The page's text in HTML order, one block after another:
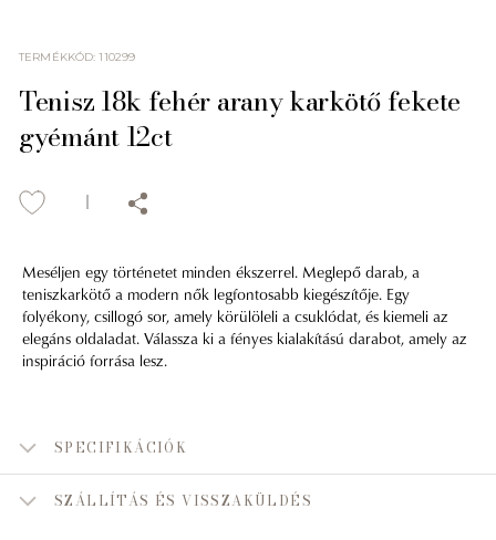
TERMÉKKÓD:110299
Tenisz 18k fehér arany karkötő fekete
gyémánt 12ct
Meséljen egy történetet minden ékszerrel. Meglepő darab, a
teniszkarkötő a modern nők legfontosabb kiegészítője. Egy
folyékony, csillogó sor, amely körülöleli a csuklódat, és kiemeli az
elegáns oldaladat. Válassza ki a fényes kialakítású darabot, amely az
inspiráció forrása lesz.
SPECIFIKÁCIÓK
SZÁLLÍTÁS ÉS VISSZAKÜLDÉS